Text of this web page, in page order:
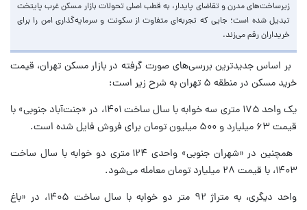
زیرساخت‌های مدرن و تقاضای پایدار، به قطب اصلی تحولات بازار مسکن غرب پایتخت
تبدیل شده است؛ جایی که تجربه‌ای متفاوت از سکونت و سرمایه‌گذاری امن را برای
خریداران رقم می‌زند.
بر اساس جدیدترین بررسی‌های صورت گرفته در بازار مسکن تهران، قیمت
خرید مسکن در منطقه ۵ تهران به شرح زیر است:
یک واحد ۱۷۵ متری سه خوابه با سال ساخت ۱۴۰۱، در «جنت‌آباد جنوبی» با
قیمت ۶۳ میلیارد و ۵۰۰ میلیون تومان برای فروش فایل شده است.
همچنین در «شهران جنوبی» واحدی ۱۲۴ متری دو خوابه با سال ساخت
۱۴۰۳، با قیمت ۲۸ میلیارد تومان معامله می‌شود.
واحد دیگری، به متراژ ۹۲ متر دو خوابه با سال ساخت ۱۴۰۵، در «باغ